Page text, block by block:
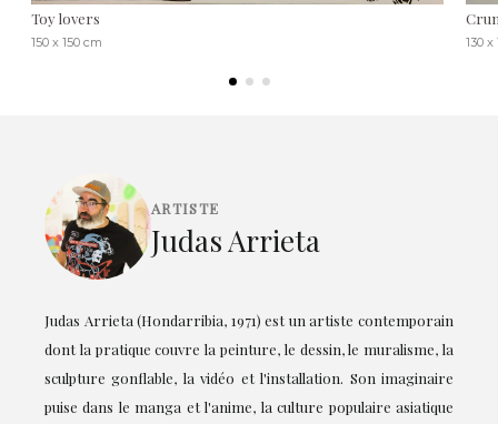
Toy lovers
150 x 150 cm 130 x
ARTISTE
Judas Arrieta
Judas Arrieta (Hondarribia, 1971) est un artiste contemporain
dont la pratique couvre la peinture, le dessin, le muralisme, la
sculpture gonflable, la vidéo et l'installation. Son imaginaire
puise dans le manga et l'anime, la culture populaire asiatique